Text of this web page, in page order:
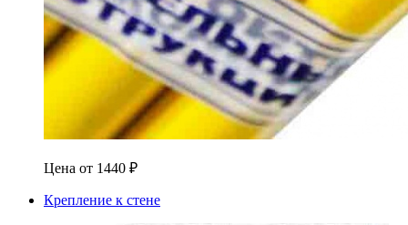
Цена от 1440 ₽
Крепление к стене